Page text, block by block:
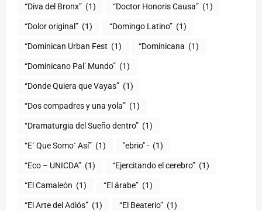
“Diva del Bronx” (1) “Doctor Honoris Causa” (1)
“Dolor original” (1) “Domingo Latino” (1)
“Dominican Urban Fest (1) “Dominicana (1)
“Dominicano Pal’ Mundo” (1)
“Donde Quiera que Vayas” (1)
“Dos compadres y una yola” (1)
“Dramaturgia del Sueño dentro” (1)
“E´ Que Somo´ Así” (1) "ebrio" - (1)
“Eco – UNICDA” (1) “Ejercitando el cerebro” (1)
“El Camaleón (1) “El árabe” (1)
“El Arte del Adiós” (1) “El Beaterio” (1)